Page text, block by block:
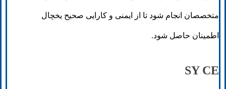
متخصصان انجام شود تا از ایمنی و کارایی صحیح یخچال
اطمینان حاصل شود.
SY CE